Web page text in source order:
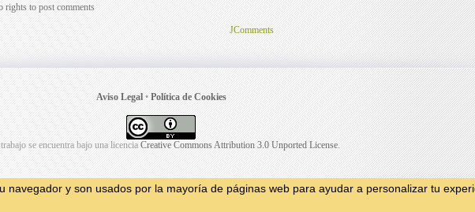
rights to post comments
JComments
Aviso Legal• Política de Cookies
se encuentra bajo una licencia Creative Commons Attribution 3.0 Unported License.
y son usados por la mayoría de páginas web para ayudar a personalizar tu